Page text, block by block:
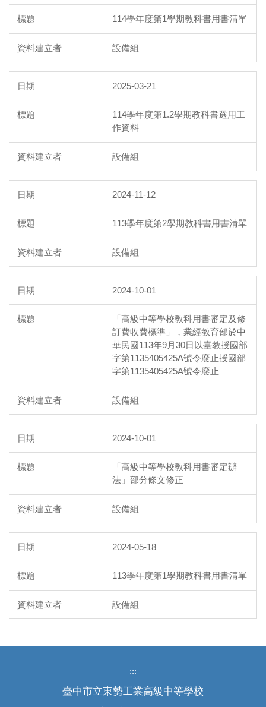
114學年度第1學期教科書用書清單
設備組
2025-03-21
114學年度第1.2學期教科書選用工
作資料
設備組
2024-11-12
113學年度第2學期教科書用書清單
設備組
2024-10-01
「高級中等學校教科用書審定及修
訂費收費標準」，業經教育部於中
華民國113年9月30日以臺教授國部
字第1135405425A號令廢止授國部
字第1135405425A號令廢止
設備組
2024-10-01
「高級中等學校教科用書審定辦
法」部分條文修正
設備組
2024-05-18
113學年度第1學期教科書用書清單
設備組
:::
臺中市立東勢工業高級中等學校